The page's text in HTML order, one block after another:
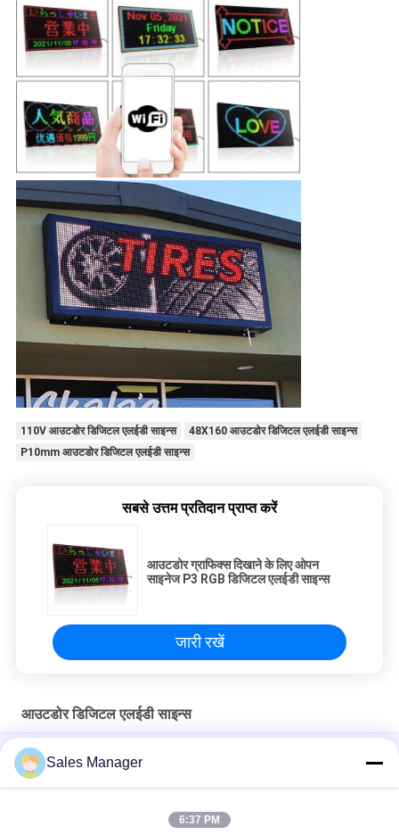
110V आउटडोर डिजिटल एलईडी साइन्स
48X160 आउटडोर डिजिटल एलईडी साइन्स
P10mm आउटडोर डिजिटल एलईडी साइन्स
सबसे उत्तम प्रतिदान प्राप्त करें
आउटडोर ग्राफिक्स दिखाने के लिए ओपन
साइनेज P3 RGB डिजिटल एलईडी साइन्स
जारी रखें
आउटडोर डिजिटल एलईडी साइन्स
हाई ब्राइटनेस आउटडोर प्रोग्रामेबल एलईडी साइन्स 3840HZ रिफ्रेश रेट
P6 वीडियो स्क्रीन SMD3535 एल्यूमिनियम केस के साथ आउटडोर डिजिटल
Sales Manager
6:37 PM